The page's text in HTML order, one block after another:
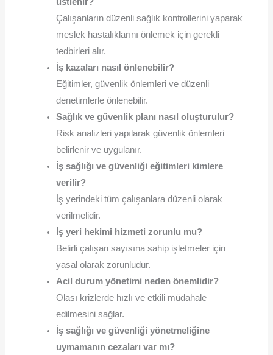
Çalışanların düzenli sağlık kontrollerini yaparak
meslek hastalıklarını önlemek için gerekli
tedbirleri alır.
İş kazaları nasıl önlenebilir?
Eğitimler, güvenlik önlemleri ve düzenli
denetimlerle önlenebilir.
Sağlık ve güvenlik planı nasıl oluşturulur?
Risk analizleri yapılarak güvenlik önlemleri
belirlenir ve uygulanır.
İş sağlığı ve güvenliği eğitimleri kimlere
verilir?
İş yerindeki tüm çalışanlara düzenli olarak
verilmelidir.
İş yeri hekimi hizmeti zorunlu mu?
Belirli çalışan sayısına sahip işletmeler için
yasal olarak zorunludur.
Acil durum yönetimi neden önemlidir?
Olası krizlerde hızlı ve etkili müdahale
edilmesini sağlar.
İş sağlığı ve güvenliği yönetmeliğine
uymamanın cezaları var mı?